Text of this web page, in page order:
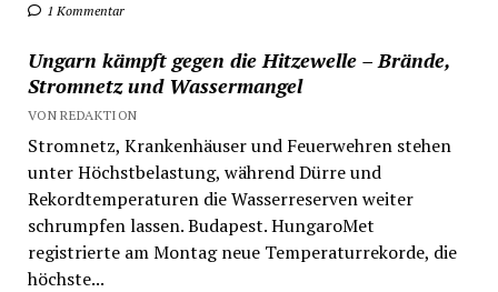
1 Kommentar
Ungarn kämpft gegen die Hitzewelle – Brände,
Stromnetz und Wassermangel
VON REDAKTION
Stromnetz, Krankenhäuser und Feuerwehren stehen
unter Höchstbelastung, während Dürre und
Rekordtemperaturen die Wasserreserven weiter
schrumpfen lassen. Budapest. HungaroMet
registrierte am Montag neue Temperaturrekorde, die
höchste...